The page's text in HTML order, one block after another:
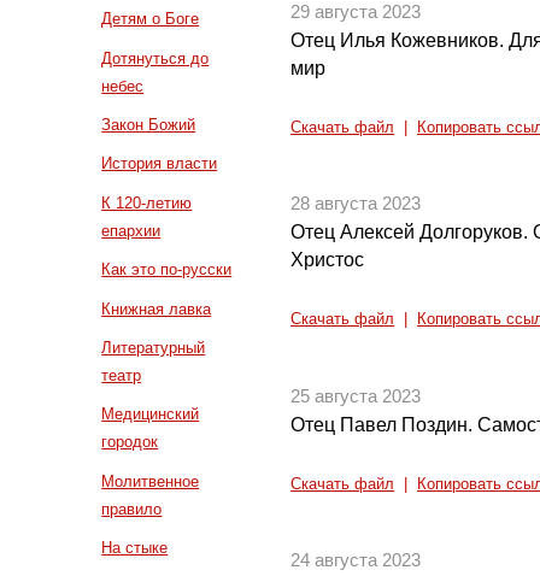
Детям о Боге
Дотянуться до
небес
Закон Божий
История власти
К 120-летию
епархии
Как это по-русски
Книжная лавка
Литературный
театр
Медицинский
городок
Молитвенное
правило
На стыке
29 августа 2023
Отец Илья Кожевников.
мир
Скачать файл Копировать
28 августа 2023
Отец Алексей Долгоруков.
Христос
Скачать файл Копировать
25 августа 2023
Отец Павел Поздин.
Скачать файл Копировать
24 августа 2023